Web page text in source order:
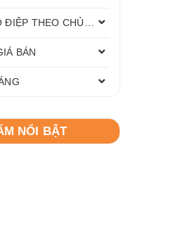
LAN HỒ ĐIỆP THEO CHỦ ĐỀ
BÁN
NỔI BẬT